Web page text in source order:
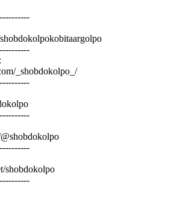
_shobdokolpo_/
shobdokolpo